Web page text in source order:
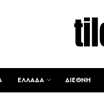
ΕΛΛΑΔΑ ΔΙΕΘΝΗ